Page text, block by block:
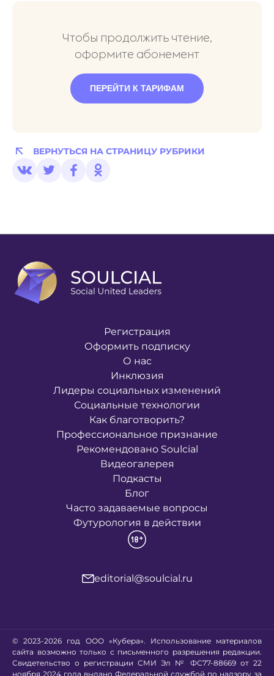
Чтобы продолжить чтение,
оформите абонемент
ПЕРЕЙТИ К ТАРИФАМ
ВЕРНУТЬСЯ НА СТРАНИЦУ РУБРИКИ
Регистрация
Оформить подписку
О нас
Инклюзия
Лидеры социальных изменений
Социальные технологии
Как благотворить?
Профессиональное признание
Рекомендовано Soulcial
Видеогалерея
Подкасты
Блог
Часто задаваемые вопросы
Футурология в действии
editorial@soulcial.ru
© 2023-2026 год ООО «Кубера». Использование материалов
сайта возможно только с письменного разрешения редакции.
Свидетельство о регистрации СМИ Эл № ФС77-88669 от 22
ноября 2024 года выдано Федеральной службой по надзору за